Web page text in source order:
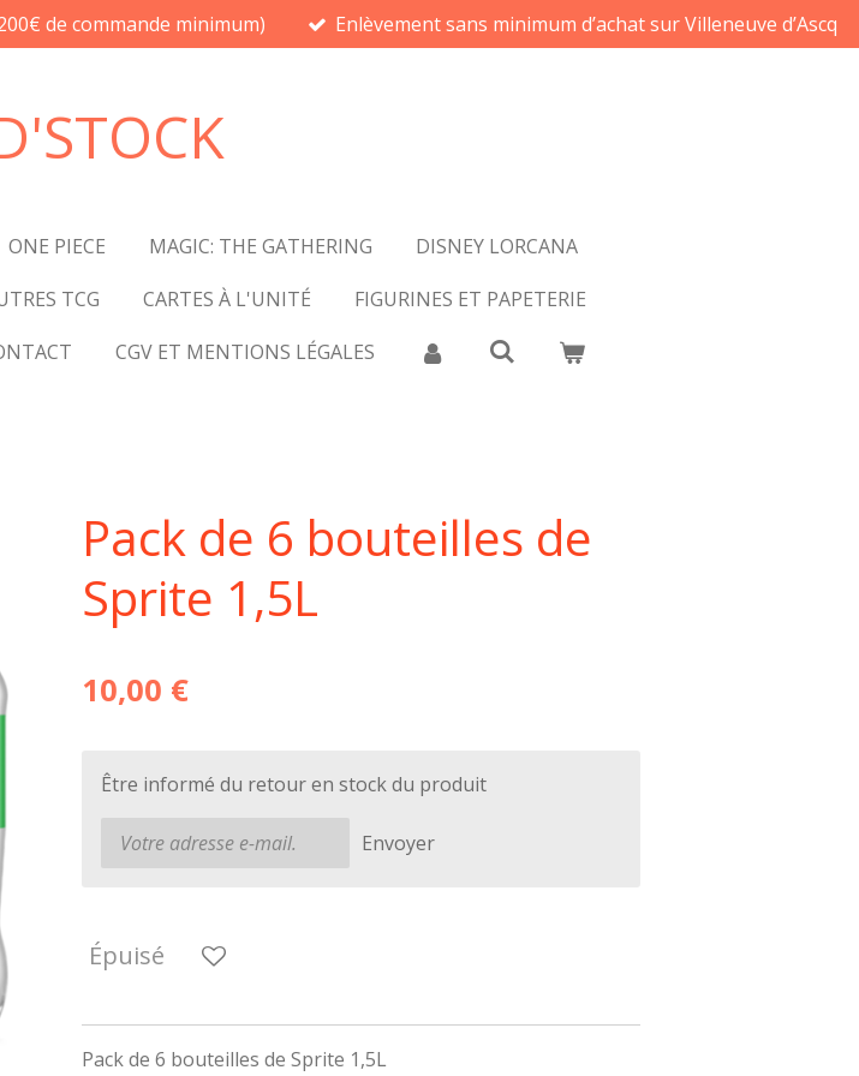
de commande minimum) Enlèvement sans minimum d’achat sur Villeneuve d’Ascq
ONE PIECE MAGIC: THE GATHERING
DISNEY LORCANA
TCG CARTES À L'UNITÉ
FIGURINES ET PAPETERIE
CGV ET MENTIONS LÉGALES
Pack de 6 bouteilles de
Sprite 1,5L
10,00 €
Être informé du retour en stock du produit
Envoyer
Épuisé
Pack de 6 bouteilles de Sprite 1,5L